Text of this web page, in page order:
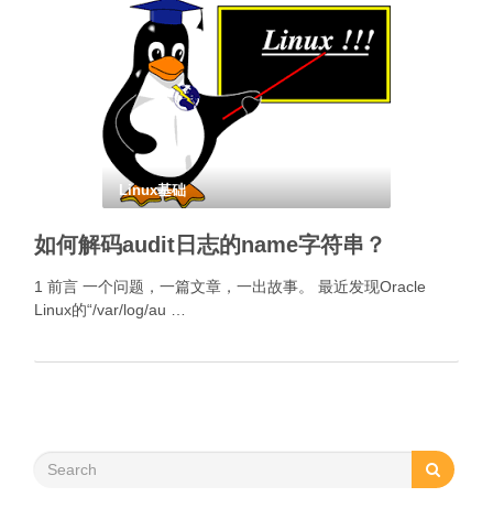
Linux基础
如何解码audit日志的name字符串？
1 前言 一个问题，一篇文章，一出故事。 最近发现Oracle
Linux的“/var/log/au …